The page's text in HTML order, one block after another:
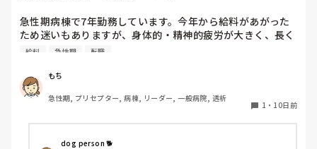
急性期病棟で7年勤務しています。今年から給料があがった
ため迷いもありますが、身体的・精神的疲労が大きく、長く
続けられる自信がなくなり、転職を考えるようになりまし
急性期以外へ転職された方は、どんな職場を選びましたか？
転職して良かったことや後悔したこと、差し支えなければ給
料面についても教えていただきたいです。
ば理由を教えていただけますか？
給料 急性期 転職
もち
急性期, プリセプター, 病棟, リーダー, 一般病院, 透析
1 ・ 10日前
dog person 🐕